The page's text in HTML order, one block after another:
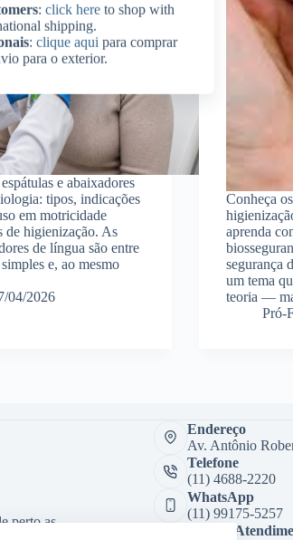
: click here to shop with
shipping.
: clique aqui para comprar
para o exterior.
e abaixadores
tipos, indicações
em motricidade
de higienização. As
de língua são entre
e, ao mesmo
04/2026
Conheça
aprenda
segurança
um tema
teoria —
Pró-
perto as
Endereço
Av. Antônio
Telefone
(11) 4688-2220
WhatsApp
(11) 99175-5257
Sala de